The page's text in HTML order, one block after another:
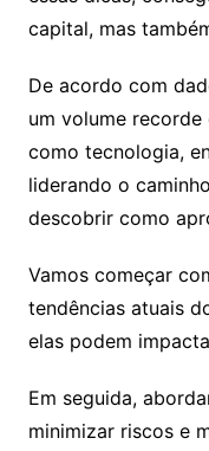
capital, mas
De acordo com
um volume
como tecnologia,
liderando o
descobrir como
Vamos começar
tendências atuais
elas podem
Em seguida,
minimizar riscos e